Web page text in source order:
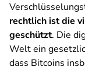
rechtlich ist die
geschützt. Die
Welt ein
dass Bitcoins